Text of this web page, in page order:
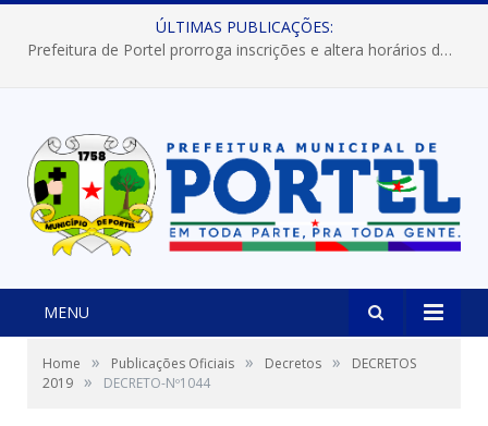
ÚLTIMAS PUBLICAÇÕES:
Prefeitura de Portel prorroga inscrições e altera horários dos concursos “Musa” e “Miss Mix Verão 2026”
MENU
Home » Publicações Oficiais » Decretos »
DECRETOS
2019 » DECRETO-Nº1044